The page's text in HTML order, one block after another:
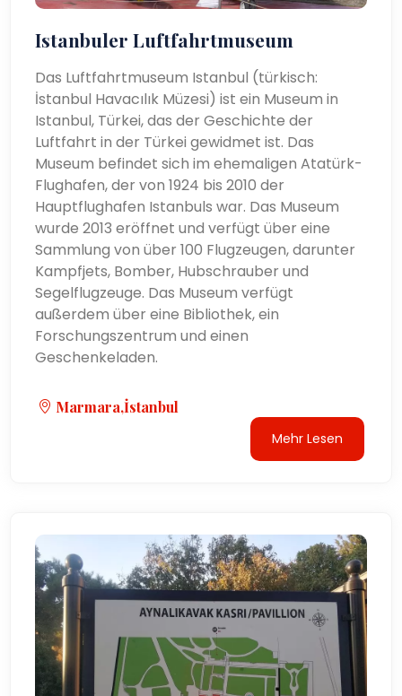
Istanbuler Luftfahrtmuseum
Das Luftfahrtmuseum Istanbul (türkisch:
İstanbul Havacılık Müzesi) ist ein Museum in
Istanbul, Türkei, das der Geschichte der
Luftfahrt in der Türkei gewidmet ist. Das
Museum befindet sich im ehemaligen Atatürk-
Flughafen, der von 1924 bis 2010 der
Hauptflughafen Istanbuls war. Das Museum
wurde 2013 eröffnet und verfügt über eine
Sammlung von über 100 Flugzeugen, darunter
Kampfjets, Bomber, Hubschrauber und
Segelflugzeuge. Das Museum verfügt
außerdem über eine Bibliothek, ein
Forschungszentrum und einen
Geschenkeladen.
Marmara,İstanbul
Mehr Lesen